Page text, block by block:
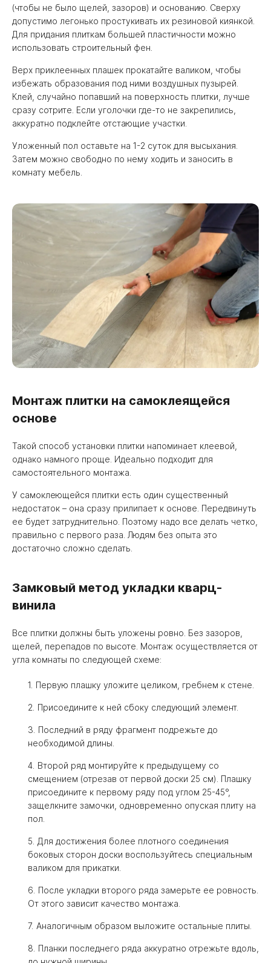
(чтобы не было щелей, зазоров) и основанию. Сверху
допустимо легонько простукивать их резиновой киянкой.
Для придания плиткам большей пластичности можно
использовать строительный фен.
Верх приклеенных плашек прокатайте валиком, чтобы
избежать образования под ними воздушных пузырей.
Клей, случайно попавший на поверхность плитки, лучше
сразу сотрите. Если уголочки где-то не закрепились,
аккуратно подклейте отстающие участки.
Уложенный пол оставьте на 1-2 суток для высыхания.
Затем можно свободно по нему ходить и заносить в
комнату мебель.
Монтаж плитки на самоклеящейся
основе
Такой способ установки плитки напоминает клеевой,
однако намного проще. Идеально подходит для
самостоятельного монтажа.
У самоклеющейся плитки есть один существенный
недостаток – она сразу прилипает к основе. Передвинуть
ее будет затруднительно. Поэтому надо все делать четко,
правильно с первого раза. Людям без опыта это
достаточно сложно сделать.
Замковый метод укладки кварц-
винила
Все плитки должны быть уложены ровно. Без зазоров,
щелей, перепадов по высоте. Монтаж осуществляется от
угла комнаты по следующей схеме:
Первую плашку уложите целиком, гребнем к стене.
Присоедините к ней сбоку следующий элемент.
Последний в ряду фрагмент подрежьте до
необходимой длины.
Второй ряд монтируйте к предыдущему со
смещением (отрезав от первой доски 25 см). Плашку
присоедините к первому ряду под углом 25-45°,
защелкните замочки, одновременно опуская плиту на
пол.
Для достижения более плотного соединения
боковых сторон доски воспользуйтесь специальным
валиком для прикатки.
После укладки второго ряда замерьте ее ровность.
От этого зависит качество монтажа.
Аналогичным образом выложите остальные плиты.
Планки последнего ряда аккуратно отрежьте вдоль,